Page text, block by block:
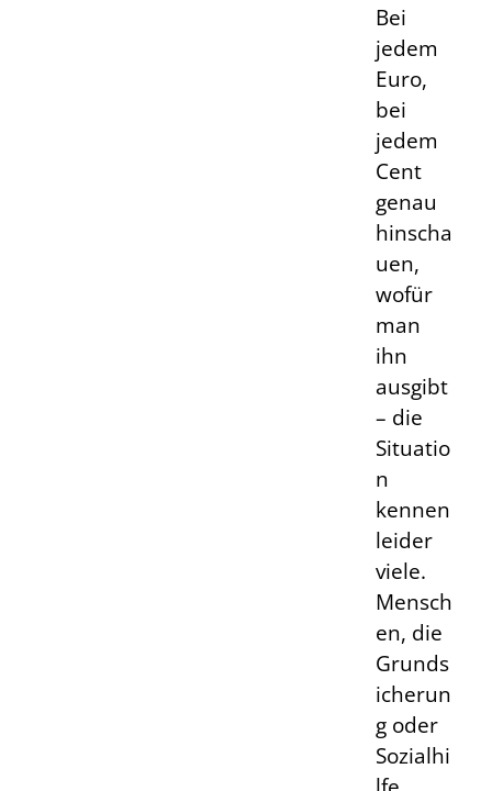
Bei
jedem
Euro,
bei
jedem
Cent
genau
hinscha
uen,
wofür
man
ihn
ausgibt
– die
Situatio
n
kennen
leider
viele.
Mensch
en, die
Grunds
icherun
g oder
Sozialhi